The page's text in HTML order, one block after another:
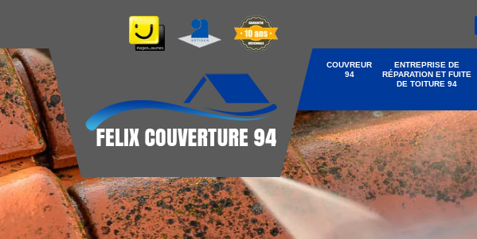
COUVREUR
94
ENTREPRISE DE
RÉPARATION ET FUITE
DE TOITURE 94